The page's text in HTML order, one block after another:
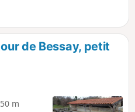
eau encore intacte de la
mécanique digne de
tous les étés et lors
de visiter les jardins du
visites, voir les
sur-Yon
de Bessay, petit
m